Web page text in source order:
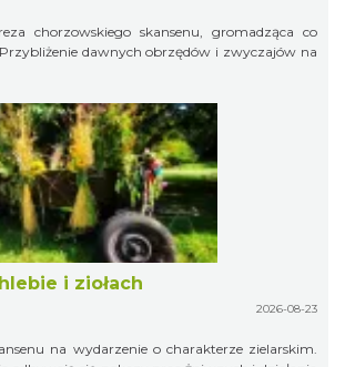
chorzowskiego skansenu, gromadząca co
dawnych obrzędów i zwyczajów na
i ziołach
2026-08-23
na wydarzenie o charakterze zielarskim.